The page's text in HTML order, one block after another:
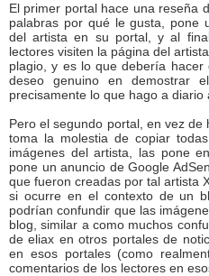
El primer portal hace una reseña
palabras por qué le gusta, pone
del artista en su portal, y al
lectores visiten la página del
plagio, y es lo que debería
deseo genuino en demostrar
precisamente lo que hago a diario
Pero el segundo portal, en vez
toma la molestia de copiar
imágenes del artista, las pone
pone un anuncio de Google
que fueron creadas por tal artista
si ocurre en el contexto de un
podrían confundir que las
blog, similar a como muchos
de eliax en otros portales de
en esos portales (como
comentarios de los lectores en